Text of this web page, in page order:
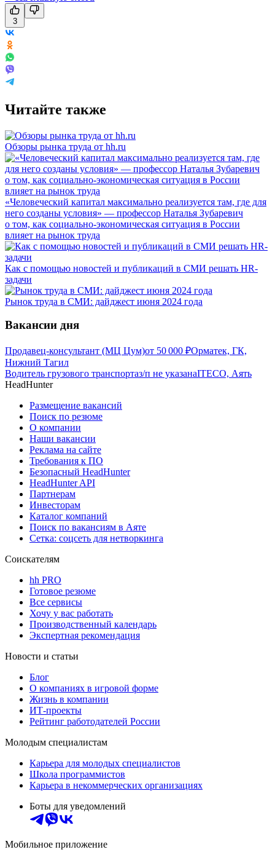
3
Читайте также
Обзоры рынка труда от hh.ru
«Человеческий капитал максимально реализуется там, где для
него созданы условия» — профессор Наталья Зубаревич
о том, как социально-экономическая ситуация в России
влияет на рынок труда
Как с помощью новостей и публикаций в СМИ решать HR-
задачи
Рынок труда в СМИ: дайджест июня 2024 года
Вакансии дня
Продавец-консультант (МЦ Цум)от 50 000 ₽Орматек, ГК,
Нижний Тагил
Водитель грузового транспортаз/п не указанаITECO, Аять
HeadHunter
Размещение вакансий
Поиск по резюме
О компании
Наши вакансии
Реклама на сайте
Требования к ПО
Безопасный HeadHunter
HeadHunter API
Партнерам
Инвесторам
Каталог компаний
Поиск по вакансиям в Аяте
Сетка: соцсеть для нетворкинга
Соискателям
hh PRO
Готовое резюме
Все сервисы
Хочу у вас работать
Производственный календарь
Экспертная рекомендация
Новости и статьи
Блог
О компаниях в игровой форме
Жизнь в компании
ИТ-проекты
Рейтинг работодателей России
Молодым специалистам
Карьера для молодых специалистов
Школа программистов
Карьера в некоммерческих организациях
Боты для уведомлений
Мобильное приложение